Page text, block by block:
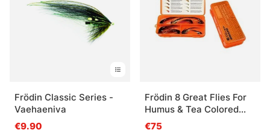
Qu’est-ce qu’une nymphe en pêche à la mouche
Qu’est-ce qu’un streamer ?
Frödin Classic Series -
Vaehaeniva
€9.90
Frödin 8 Great Flies For
Humus & Tea Colored
Water
€75